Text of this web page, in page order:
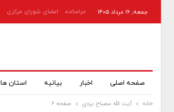
جمعه, ۱۶ مرداد ۱۴۰۵ مرامنامه اعضای شورای مرکزی
صفحه اصلی اخبار بیانیه استان ها
خانه آیت الله مصباح یزدی صفحه ۶